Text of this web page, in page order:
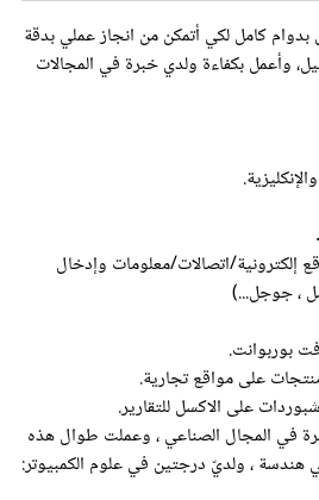
كامل لكي أتمكن من انجاز عملي بدقة
وأعمل بكفاءة ولدي خبرة في المجالات
إلكترونية/اتصالات/معلومات وإدخال
، جوجل...)
بوربوانت.
على مواقع تجارية.
على الاكسل للتقارير.
في المجال الصناعي ، وعملت طوال هذه
، ولديّ درجتين في علوم الكمبيوتر: